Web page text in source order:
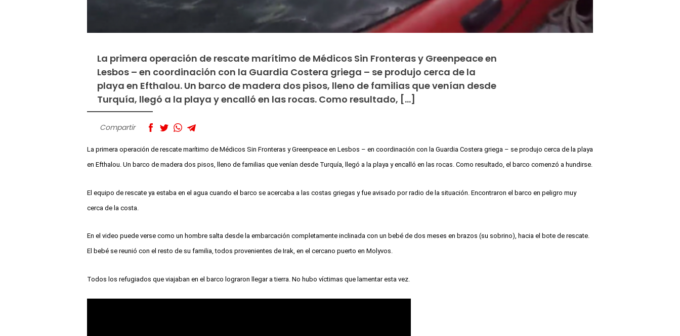
La primera operación de rescate marítimo de Médicos Sin Fronteras y Greenpeace en
Lesbos – en coordinación con la Guardia Costera griega – se produjo cerca de la
playa en Efthalou. Un barco de madera dos pisos, lleno de familias que venían desde
Turquía, llegó a la playa y encalló en las rocas. Como resultado, […]
Compartir
La primera operación de rescate marítimo de Médicos Sin Fronteras y Greenpeace en Lesbos – en coordinación con la Guardia Costera griega – se produjo cerca de la playa
en Efthalou. Un barco de madera dos pisos, lleno de familias que venían desde Turquía, llegó a la playa y encalló en las rocas. Como resultado, el barco comenzó a hundirse.
El equipo de rescate ya estaba en el agua cuando el barco se acercaba a las costas griegas y fue avisado por radio de la situación. Encontraron el barco en peligro muy
cerca de la costa.
En el video puede verse como un hombre salta desde la embarcación completamente inclinada con un bebé de dos meses en brazos (su sobrino), hacia el bote de rescate.
El bebé se reunió con el resto de su familia, todos provenientes de Irak, en el cercano puerto en Molyvos.
Todos los refugiados que viajaban en el barco lograron llegar a tierra. No hubo víctimas que lamentar esta vez.